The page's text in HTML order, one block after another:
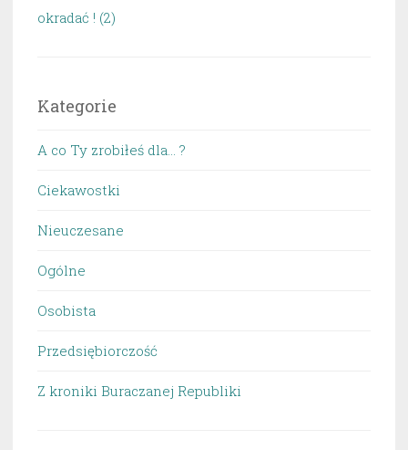
okradać ! (2)
Kategorie
A co Ty zrobiłeś dla… ?
Ciekawostki
Nieuczesane
Ogólne
Osobista
Przedsiębiorczość
Z kroniki Buraczanej Republiki